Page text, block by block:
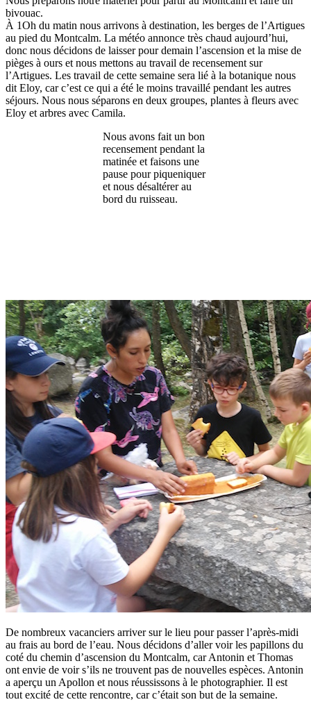
bivouac.
À 1Oh du matin nous arrivons à destination, les berges de l’Artigues
au pied du Montcalm. La météo annonce très chaud aujourd’hui,
donc nous décidons de laisser pour demain l’ascension et la mise de
pièges à ours et nous mettons au travail de recensement sur
l’Artigues. Les travail de cette semaine sera lié à la botanique nous
dit Eloy, car c’est ce qui a été le moins travaillé pendant les autres
séjours. Nous nous séparons en deux groupes, plantes à fleurs avec
Eloy et arbres avec Camila.
Nous avons fait un bon
recensement pendant la
matinée et faisons une
pause pour piqueniquer
et nous désaltérer au
bord du ruisseau.
De nombreux vacanciers arriver sur le lieu pour passer l’après-midi
au frais au bord de l’eau. Nous décidons d’aller voir les papillons du
coté du chemin d’ascension du Montcalm, car Antonin et Thomas
ont envie de voir s’ils ne trouvent pas de nouvelles espèces. Antonin
a aperçu un Apollon et nous réussissons à le photographier. Il est
tout excité de cette rencontre, car c’était son but de la semaine.